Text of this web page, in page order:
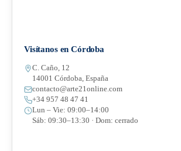
Visítanos en Córdoba
C. Caño, 12
14001 Córdoba, España
contacto@arte21online.com
+34 957 48 47 41
Lun – Vie: 09:00–14:00
Sáb: 09:30–13:30 · Dom: cerrado